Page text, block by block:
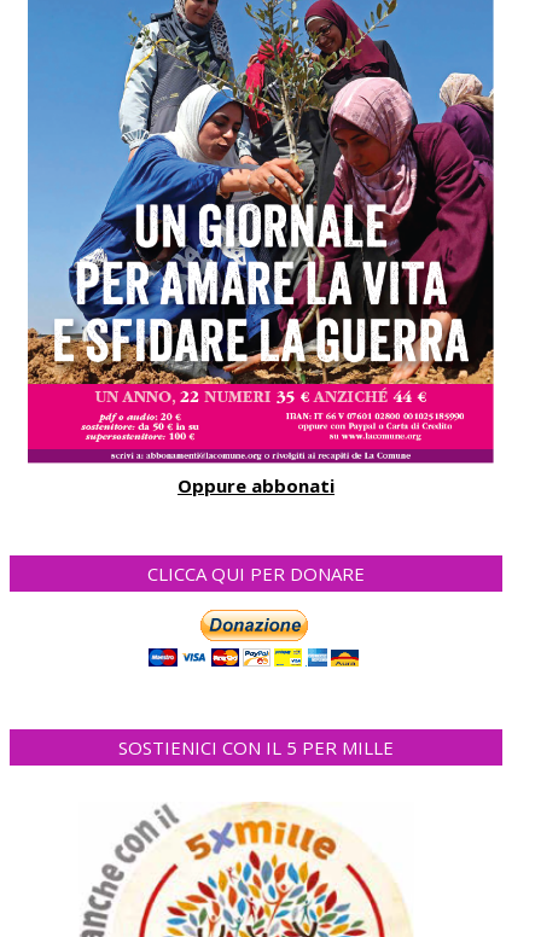
Oppure abbonati
CLICCA QUI PER DONARE
SOSTIENICI CON IL 5 PER MILLE